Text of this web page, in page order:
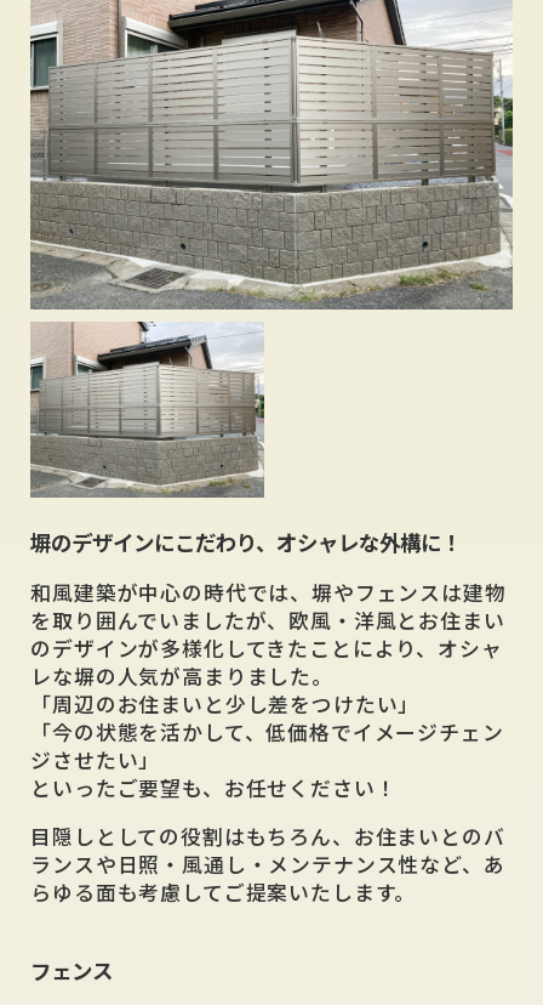
塀のデザインにこだわり、オシャレな外構に！
和風建築が中心の時代では、塀やフェンスは建物
を取り囲んでいましたが、欧風・洋風とお住まい
のデザインが多様化してきたことにより、オシャ
レな塀の人気が高まりました。
「周辺のお住まいと少し差をつけたい」
「今の状態を活かして、低価格でイメージチェン
ジさせたい」
といったご要望も、お任せください！
目隠しとしての役割はもちろん、お住まいとのバ
ランスや日照・風通し・メンテナンス性など、あ
らゆる面も考慮してご提案いたします。
フェンス